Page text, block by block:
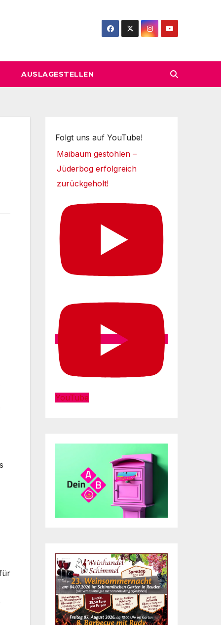
AUSLAGESTELLEN
Folgt uns auf YouTube!
Maibaum gestohlen –
Jüderbog erfolgreich
zurückgeholt!
YouTube